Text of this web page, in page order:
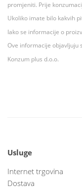
promjeniti. Prije
Ukoliko imate bilo kakvih
Iako se informacije o
Ove informacije objavljuju
Konzum plus d.o.o.
Usluge
Internet trgovina
Dostava